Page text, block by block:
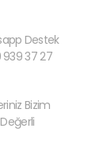
Destek
939 37 27
Bizim